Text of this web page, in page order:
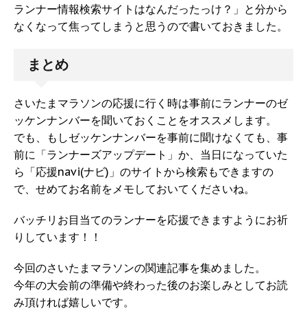
ランナー情報検索サイトはなんだったっけ？」と分から
なくなって焦ってしまうと思うので書いておきました。
まとめ
さいたまマラソンの応援に行く時は事前にランナーのゼ
ッケンナンバーを聞いておくことをオススメします。
でも、もしゼッケンナンバーを事前に聞けなくても、事
前に「ランナーズアップデート」か、当日になっていた
ら「応援navi(ナビ)」のサイトから検索もできますの
で、せめてお名前をメモしておいてくださいね。
バッチリお目当てのランナーを応援できますようにお祈
りしています！！
今回のさいたまマラソンの関連記事を集めました。
今年の大会前の準備や終わった後のお楽しみとしてお読
み頂ければ嬉しいです。